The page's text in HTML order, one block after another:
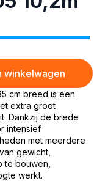
winkelwagen
cm breed is een
extra groot
Dankzij de brede
intensief
met meerdere
gewicht,
te bouwen,
werkt.